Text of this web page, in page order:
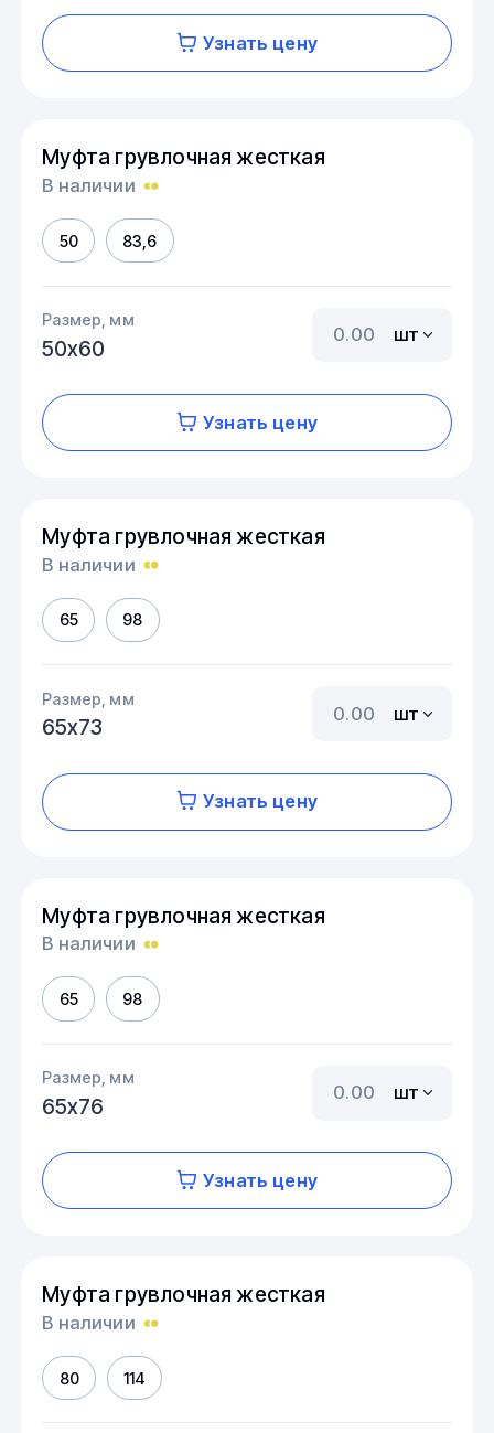
Узнать цену
Муфта грувлочная жесткая
В наличии
50 83,6
Размер, мм
50х60
шт
Узнать цену
Муфта грувлочная жесткая
В наличии
65 98
Размер, мм
65х73
шт
Узнать цену
Муфта грувлочная жесткая
В наличии
65 98
Размер, мм
65х76
шт
Узнать цену
Муфта грувлочная жесткая
В наличии
80 114